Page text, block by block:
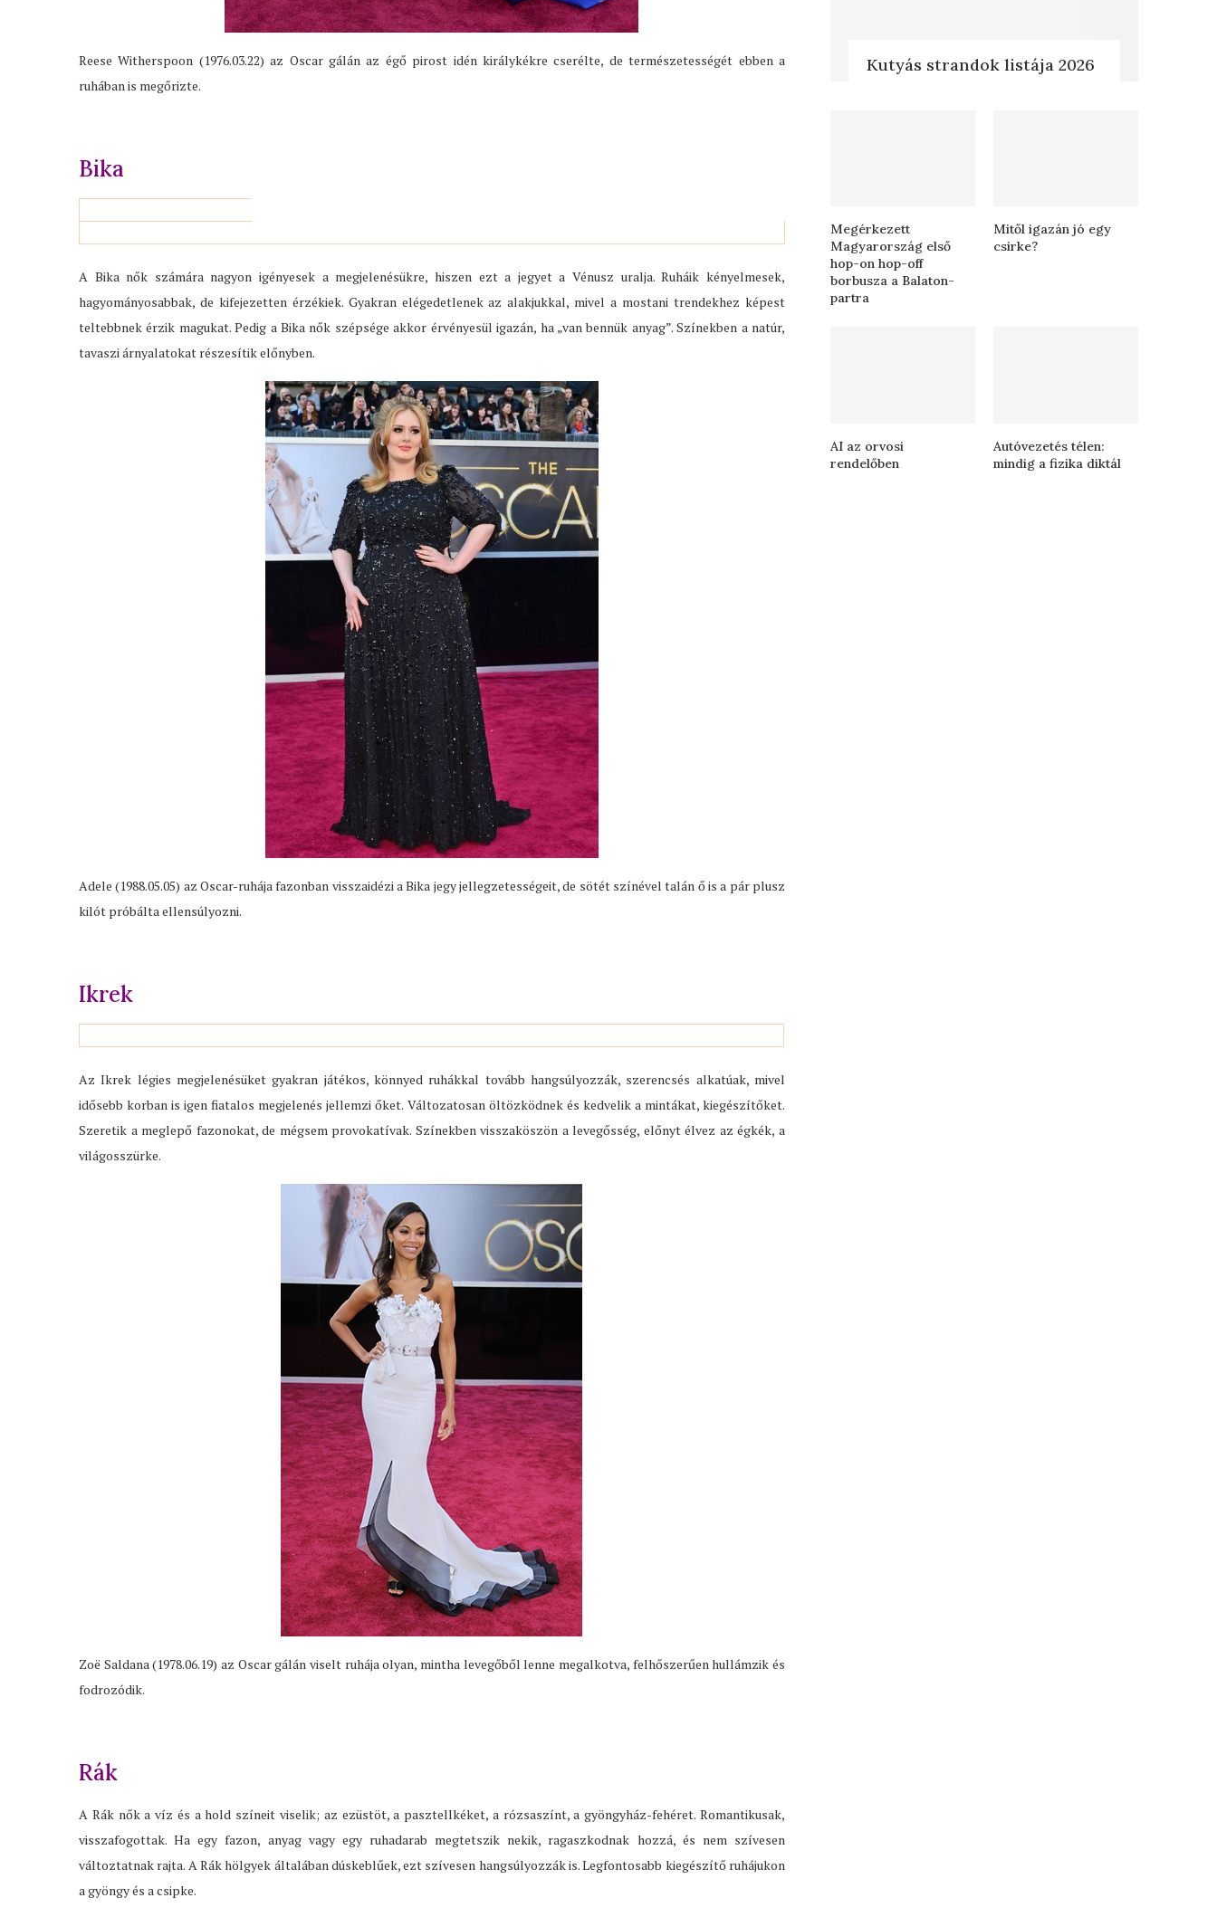
Reese Witherspoon (1976.03.22) az Oscar gálán az égő pirost idén királykékre cserélte, de természetességét ebben a
ruhában is megőrizte.
Bika
A Bika nők számára nagyon igényesek a megjelenésükre, hiszen ezt a jegyet a Vénusz uralja. Ruháik kényelmesek,
hagyományosabbak, de kifejezetten érzékiek. Gyakran elégedetlenek az alakjukkal, mivel a mostani trendekhez képest
teltebbnek érzik magukat. Pedig a Bika nők szépsége akkor érvényesül igazán, ha „van bennük anyag”. Színekben a natúr,
tavaszi árnyalatokat részesítik előnyben.
Adele (1988.05.05) az Oscar-ruhája fazonban visszaidézi a Bika jegy jellegzetességeit, de sötét színével talán ő is a pár plusz
kilót próbálta ellensúlyozni.
Ikrek
Az Ikrek légies megjelenésüket gyakran játékos, könnyed ruhákkal tovább hangsúlyozzák, szerencsés alkatúak, mivel
idősebb korban is igen fiatalos megjelenés jellemzi őket. Változatosan öltözködnek és kedvelik a mintákat, kiegészítőket.
Szeretik a meglepő fazonokat, de mégsem provokatívak. Színekben visszaköszön a levegősség, előnyt élvez az égkék, a
világosszürke.
Zoë Saldana (1978.06.19) az Oscar gálán viselt ruhája olyan, mintha levegőből lenne megalkotva, felhőszerűen hullámzik és
fodrozódik.
Rák
A Rák nők a víz és a hold színeit viselik; az ezüstöt, a pasztellkéket, a rózsaszínt, a gyöngyház-fehéret. Romantikusak,
visszafogottak. Ha egy fazon, anyag vagy egy ruhadarab megtetszik nekik, ragaszkodnak hozzá, és nem szívesen
változtatnak rajta. A Rák hölgyek általában dúskeblűek, ezt szívesen hangsúlyozzák is. Legfontosabb kiegészítő ruhájukon
a gyöngy és a csipke.
Kutyás strandok listája 2026
Megérkezett
Magyarország első
hop-on hop-off
borbusza a Balaton-
partra
Mitől igazán jó egy
csirke?
AI az orvosi
rendelőben
Autóvezetés télen:
mindig a fizika diktál